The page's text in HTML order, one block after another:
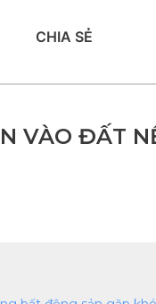
CHIA SẺ
VÀO ĐẤT